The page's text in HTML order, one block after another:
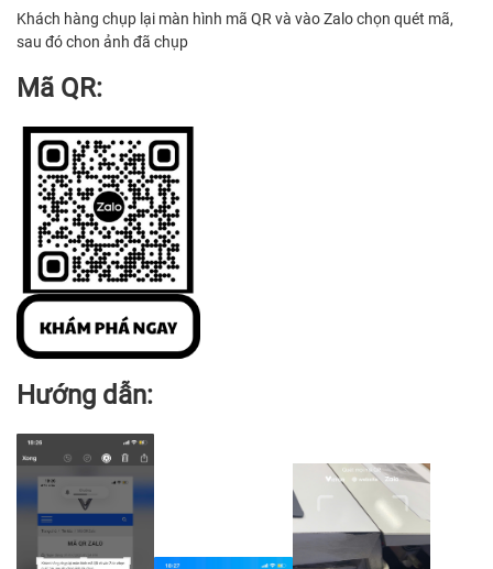
Khách hàng chụp lại màn hình mã QR và vào Zalo chọn quét mã,
sau đó chon ảnh đã chụp
Mã QR:
Hướng dẫn: